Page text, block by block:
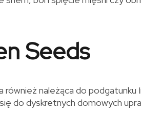
Seeds
należąca do podgatunku
do dyskretnych domowych